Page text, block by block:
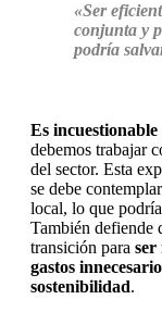
«Ser
conjunta y
podría
Es
debemos trabajar
del sector. Esta
se debe
local, lo que
También defiende
transición para ser
gastos
sostenibilidad.